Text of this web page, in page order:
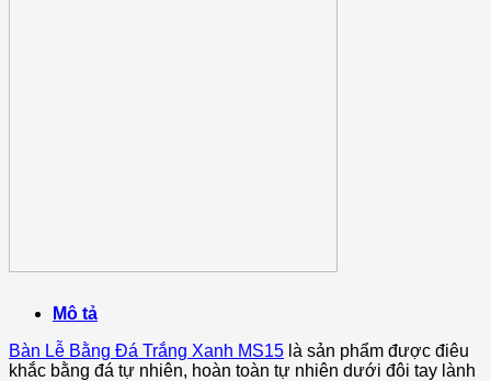
Mô tả
Bàn Lễ Bằng Đá Trắng Xanh MS15 là sản phẩm được điêu
khắc bằng đá tự nhiên, hoàn toàn tự nhiên dưới đôi tay lành